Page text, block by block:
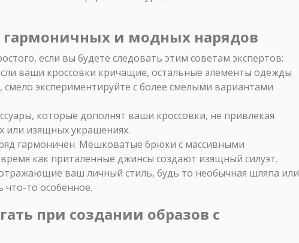
гармоничных и модных нарядов
если вы будете следовать этим советам экспертов:
ваши кроссовки кричащие, остальные элементы одежды
экспериментируйте с более смелыми вариантами
которые дополнят ваши кроссовки, не привлекая
или изящных украшениях.
гармоничен. Мешковатые брюки с массивными
как приталенные джинсы создают изящный силуэт.
ваш личный стиль, будь то необычная шляпа или
то особенное.
при создании образов с